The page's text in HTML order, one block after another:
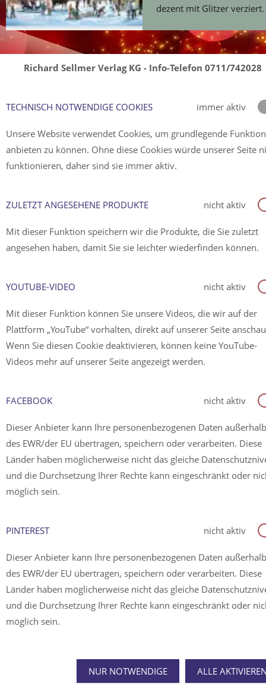
dezent mit Glitzer verziert.
Richard Sellmer Verlag KG - Info-Telefon 0711/742028
TECHNISCH NOTWENDIGE COOKIES immer aktiv
Unsere Website verwendet Cookies, um grundlegende
anbieten zu können. Ohne diese Cookies würde unserer Seite
funktionieren, daher sind sie immer aktiv.
ZULETZT ANGESEHENE PRODUKTE nicht aktiv
Mit dieser Funktion speichern wir die Produkte, die Sie zuletzt
angesehen haben, damit Sie sie leichter wiederfinden können.
YOUTUBE-VIDEO nicht aktiv
Mit dieser Funktion können Sie unsere Videos, die wir auf der
Plattform „YouTube“ vorhalten, direkt auf unserer Seite
Wenn Sie diesen Cookie deaktivieren, können keine YouTube-
Videos mehr auf unserer Seite angezeigt werden.
FACEBOOK nicht aktiv
Dieser Anbieter kann Ihre personenbezogenen Daten außerhalb
des EWR/der EU übertragen, speichern oder verarbeiten. Diese
Länder haben möglicherweise nicht das gleiche
und die Durchsetzung Ihrer Rechte kann eingeschränkt oder
möglich sein.
PINTEREST nicht aktiv
Dieser Anbieter kann Ihre personenbezogenen Daten außerhalb
des EWR/der EU übertragen, speichern oder verarbeiten. Diese
Länder haben möglicherweise nicht das gleiche
und die Durchsetzung Ihrer Rechte kann eingeschränkt oder
möglich sein.
NUR NOTWENDIGE ALLE